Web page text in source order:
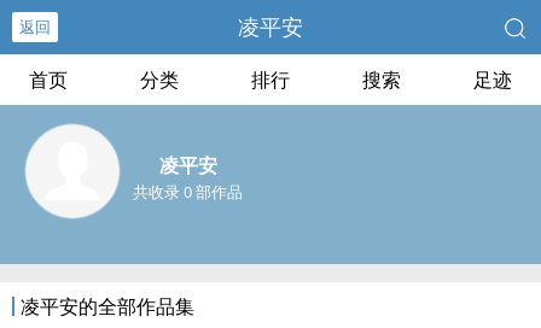
返回 凌平安
首页 分类 排行 搜索 足迹
凌平安
共收录 0 部作品
凌平安的全部作品集